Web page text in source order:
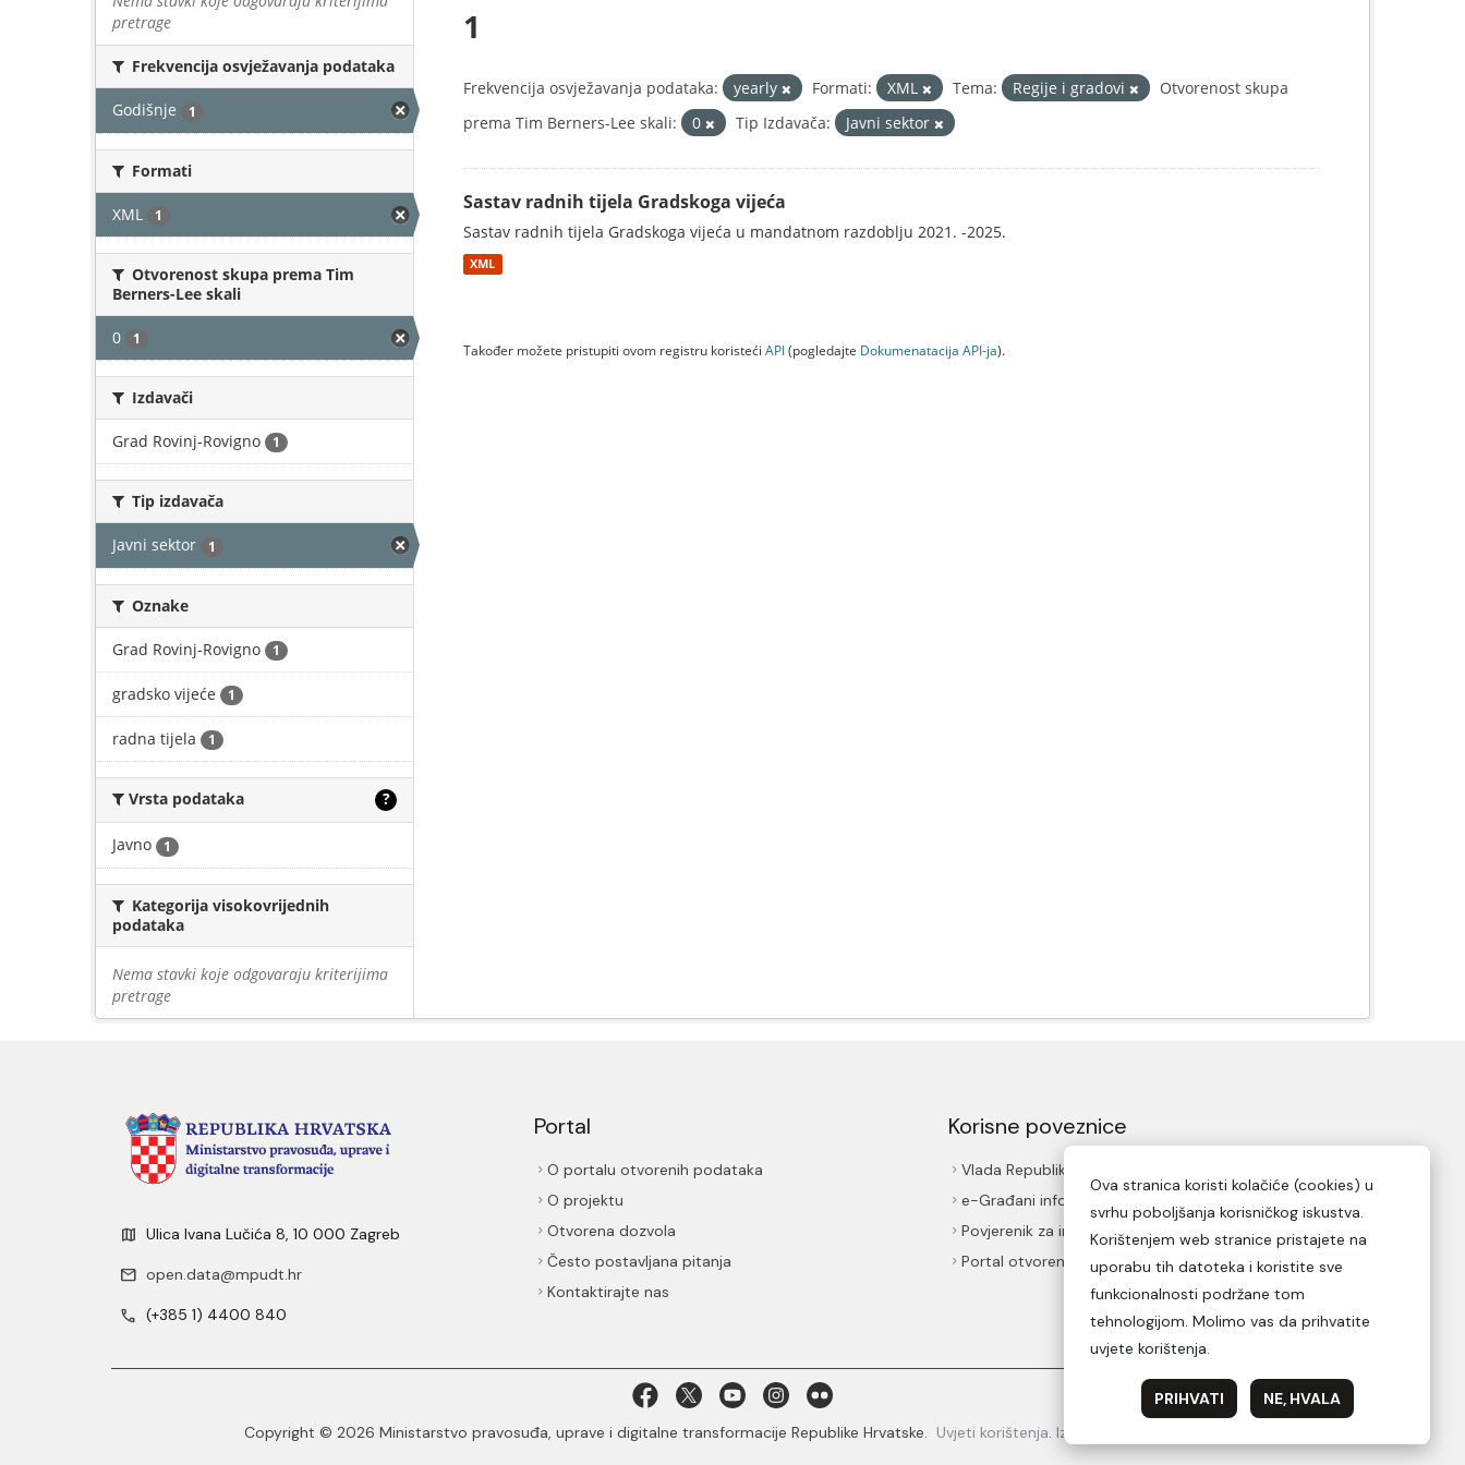
pretrage
Frekvencija osvježavanja podataka
Godišnje 1
Formati
XML 1
Otvorenost skupa prema Tim
Berners-Lee skali
0 1
Izdavači
Grad Rovinj-Rovigno 1
Tip izdavača
Javni sektor 1
Oznake
Grad Rovinj-Rovigno 1
gradsko vijeće 1
radna tijela 1
Vrsta podataka ?
Javno 1
Kategorija visokovrijednih
podataka
Nema stavki koje odgovaraju kriterijima
pretrage
1
Frekvencija osvježavanja podataka: yearly Formati: XML Tema: Regije i gradovi
Otvorenost skupa
prema Tim Berners-Lee skali:
0 Tip Izdavača: Javni sektor
Sastav radnih tijela Gradskoga vijeća
Sastav radnih tijela Gradskoga vijeća u mandatnom razdoblju 2021. -2025.
XML
Također možete pristupiti ovom registru koristeći API(pogledajte Dokumenаtаcijа API-jа).